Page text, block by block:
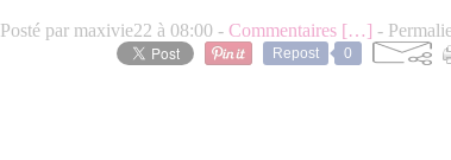
Posté par maxivie22 à 08:00 -Commentaires […] -
Repost 0